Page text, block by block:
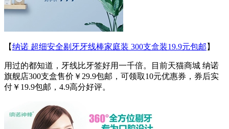
【纳诺 超细安全剔牙牙线棒家庭装 300支盒装19.9元包邮 】
用过的都知道，牙线比牙签好用一千倍。目前天猫商城 纳诺
旗舰店300支盒售价￥29.9包邮，可领取10元优惠券，券后实
付￥19.9包邮，4.9高分好评。